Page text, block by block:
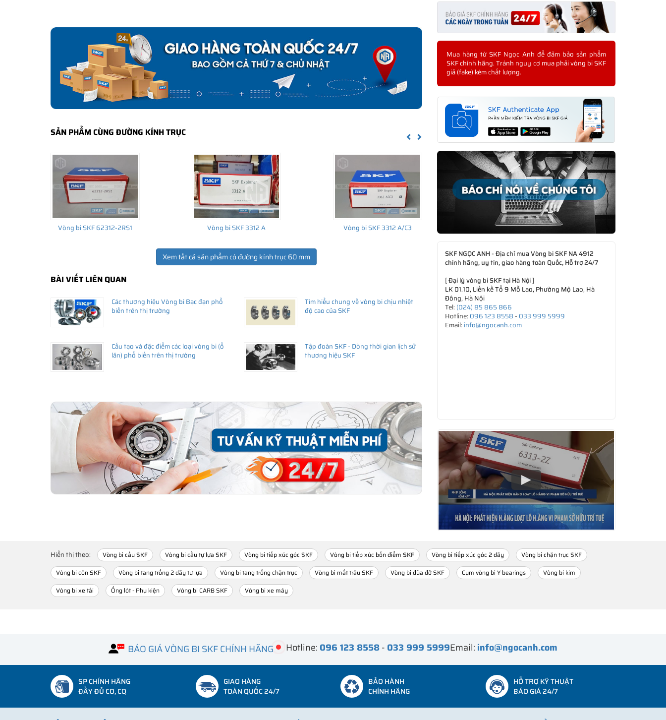
CHẾ ĐỘ BẢO HÀNH VÒNG BI SKF NA 4912 CHÍNH HÃNG
Tất cả các sản phẩm SKF chính hãng doSKF Ngọc Anhphân phối đều được bảo hành chính hãng theo đúng tiêu chuẩn
bảo hành của nhà sản xuất.
CÁCH NHẬN BIẾT VÀ PHÂN BIỆT VÒNG BI SKF NA 4912 CHÍNH HÃNG
Mua hàng tại các đại lý ủy quyền của SKF để yên tâm về nguồn gốc của sản phẩm. Ngoài ra bạn cũng có thể tự kiểm tra
✅ Những cách phân biệt vòng bi SKF giả bằng mắt thường
✅Cảnh báo của chuyên gia SKF về vòng bi SKF giả
THÔNG TIN HỮU ÍCH
Vòng bi SKF chính hãng, Những lưu ý cơ bản trước khi mua hàng
Xuất xứ vòng bi SKF chính hãng ở đâu?
Chất lượng vòng bi SKF chính hãng
SẢN PHẨM CÙNG ĐƯỜNG KÍNH TRỤC Previous
Vòng bi SKF 62312-2RS1 Vòng bi SKF 3312 A Vòng bi SKF 3312 A/C3
Xem tất cả sản phẩm có đường kính trục 60 mm
BÀI VIẾT LIÊN QUAN
Các thương hiệu Vòng bi Bạc đạn phổ
biến trên thị trường
Tìm hiểu chung về vòng bi chịu nhiệt
độ cao của SKF
Cấu tạo và đặc điểm các loại vòng bi (ổ
lăn) phổ biến trên thị trường
Tập đoàn SKF - Dòng thời gian lịch sử
thương hiệu SKF
Mua hàng từ SKF Ngọc Anh để đảm bảo sản phẩm
SKF chính hãng. Tránh nguy cơ mua phải vòng bi SKF
giả (fake) kém chất lượng.
SKF NGỌC ANH - Địa chỉ mua Vòng bi SKF NA 4912
chính hãng, uy tín, giao hàng toàn Quốc, Hỗ trợ 24/7
[Đại lý vòng bi SKF tại Hà Nội]
LK 01.10, Liền kề Tổ 9 Mỗ Lao, Phường Mộ Lao, Hà
Đông, Hà Nội
Tel: (024) 85 865 866
Hotline: 096 123 8558- 033 999 5999
Email: info@ngocanh.com
Hiển thị theo: Vòng bi cầu SKF Vòng bi cầu tự lựa SKF Vòng bi tiếp xúc góc SKF Vòng bi tiếp xúc bốn điểm SKF Vòng bi tiếp xúc góc 2 dãy
Vòng bi chặn trục SKF
Vòng bi côn SKF
Vòng bi tang trống 2 dãy tự lựa Vòng bi tang trống chặn trục Vòng bi mắt trâu SKF Vòng bi đũa đỡ SKF Cụm vòng bi Y-bearings
Vòng bi kim
Vòng bi xe tải
Ống lót - Phụ kiện Vòng bi CARB SKF Vòng bi xe máy
BÁO GIÁ VÒNG BI SKF CHÍNH HÃNG Hotline: 096 123 8558- 033 999 5999Email: info@ngocanh.com
SP CHÍNH HÃNG
ĐẦY ĐỦ CO, CQ
GIAO HÀNG
TOÀN QUỐC 24/7
BẢO HÀNH
CHÍNH HÃNG
HỖ TRỢ KỸ THUẬT
BÁO GIÁ 24/7